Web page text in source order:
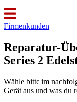
Firmenkunden
Reparatur-
Series 2
Wähle bitte im
Gerät aus und was du